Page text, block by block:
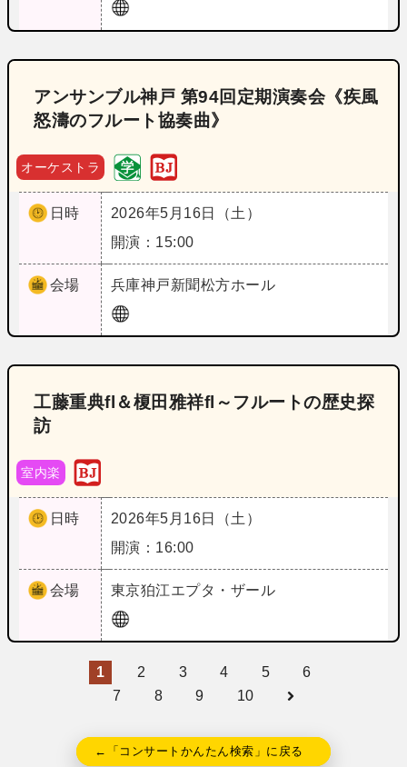
アンサンブル神戸 第94回定期演奏会《疾風
怒濤のフルート協奏曲》
オーケストラ
日時
2026年5月16日（土）
開演：15:00
会場 兵庫神戸新聞松方ホール
工藤重典fl＆榎田雅祥fl～フルートの歴史探
訪
室内楽
日時
2026年5月16日（土）
開演：16:00
会場 東京狛江エプタ・ザール
1 2 3 4 5
6
7
8 9 10
←「コンサートかんたん検索」に戻る